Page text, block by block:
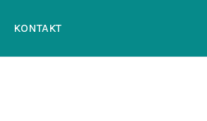
KONTAKT